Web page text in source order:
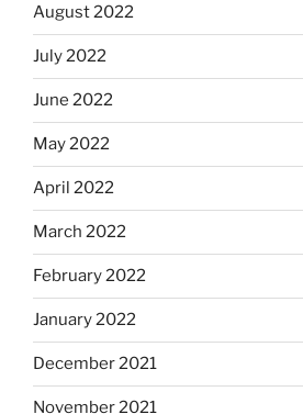
August 2022
July 2022
June 2022
May 2022
April 2022
March 2022
February 2022
January 2022
December 2021
November 2021